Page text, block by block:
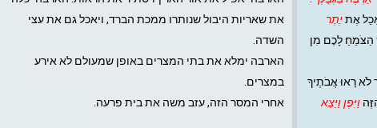
אֶתיֶתֶר
הַצֹּמֵחַ לָכֶם מִן
לֹא רָאוּ אֲבֹתֶיךָ
וַיִּפֶן וַיֵּצֵא
את שאריות היבול שנותרו ממכת הברד, ויאכל גם את עצי
השדה.
הארבה ימלא את בתי המצרים באופן שמעולם לא אירע
במצרים.
אחרי המסר הזה, עזב משה את בית פרעה.